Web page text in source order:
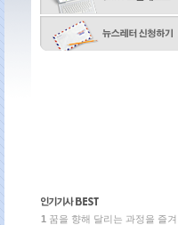
1 꿈을 향해 달리는 과정을 즐겨..